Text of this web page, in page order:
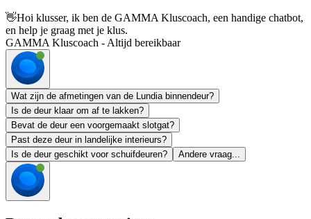
👋Hoi klusser, ik ben de GAMMA Kluscoach, een handige chatbot,
en help je graag met je klus.
GAMMA Kluscoach - Altijd bereikbaar
Wat zijn de afmetingen van de Lundia binnendeur?
Is de deur klaar om af te lakken?
Bevat de deur een voorgemaakt slotgat?
Past deze deur in landelijke interieurs?
Is de deur geschikt voor schuifdeuren?
Andere vraag...